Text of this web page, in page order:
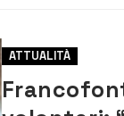
ATTUALITÀ